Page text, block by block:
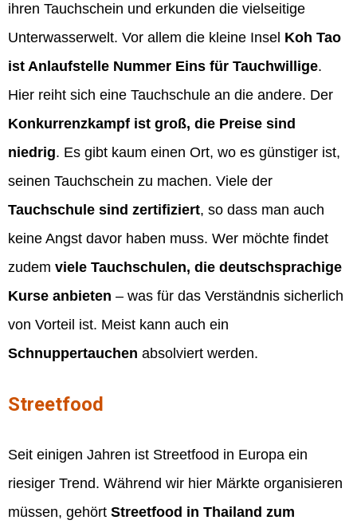
ihren Tauchschein und erkunden die vielseitige
Unterwasserwelt. Vor allem die kleine Insel Koh Tao
ist Anlaufstelle Nummer Eins für Tauchwillige.
Hier reiht sich eine Tauchschule an die andere. Der
Konkurrenzkampf ist groß, die Preise sind
niedrig. Es gibt kaum einen Ort, wo es günstiger ist,
seinen Tauchschein zu machen. Viele der
Tauchschule sind zertifiziert, so dass man auch
keine Angst davor haben muss. Wer möchte findet
zudem viele Tauchschulen, die deutschsprachige
Kurse anbieten – was für das Verständnis sicherlich
von Vorteil ist. Meist kann auch ein
Schnuppertauchen absolviert werden.
Streetfood
Seit einigen Jahren ist Streetfood in Europa ein
riesiger Trend. Während wir hier Märkte organisieren
müssen, gehört Streetfood in Thailand zum